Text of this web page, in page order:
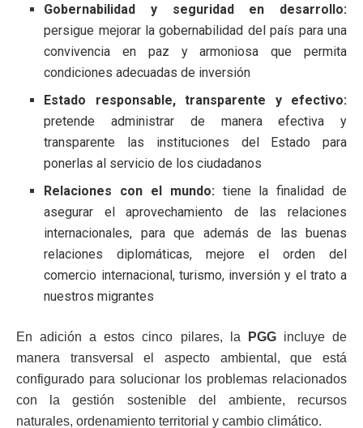
Gobernabilidad y seguridad en desarrollo:
persigue mejorar la gobernabilidad del país para una
convivencia en paz y armoniosa que permita
condiciones adecuadas de inversión
Estado responsable, transparente y efectivo:
pretende administrar de manera efectiva y
transparente las instituciones del Estado para
ponerlas al servicio de los ciudadanos
Relaciones con el mundo: tiene la finalidad de
asegurar el aprovechamiento de las relaciones
internacionales, para que además de las buenas
relaciones diplomáticas, mejore el orden del
comercio internacional, turismo, inversión y el trato a
nuestros migrantes
En adición a estos cinco pilares, la PGGincluye de
manera transversal el aspecto ambiental, que está
configurado para solucionar los problemas relacionados
con la gestión sostenible del ambiente, recursos
naturales, ordenamiento territorial y cambio climático.